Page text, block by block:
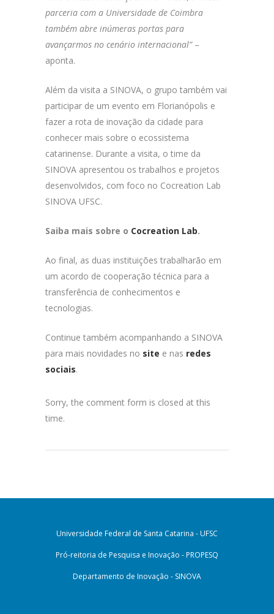
parceria com a Universidade de Coimbra
também abre inúmeras portas para
avançarmos no cenário internacional”–
aponta.
Além da visita a SINOVA, o grupo também vai
participar de um evento em Florianópolis e
fazer a rota de inovação da cidade para
conhecer mais sobre o ecossistema
catarinense. Durante a visita, o time da
SINOVA apresentou os trabalhos e projetos
desenvolvidos, com foco no Cocreation Lab
SINOVA UFSC.
Saiba mais sobre o Cocreation Lab.
Ao final, as duas instituições trabalharão em
um acordo de cooperação técnica para a
transferência de conhecimentos e
tecnologias.
Continue também acompanhando a SINOVA
para mais novidades no site e nas redes
sociais.
Sorry, the comment form is closed at this
time.
Universidade Federal de Santa Catarina - UFSC
Pró-reitoria de Pesquisa e Inovação - PROPESQ
Departamento de Inovação - SINOVA